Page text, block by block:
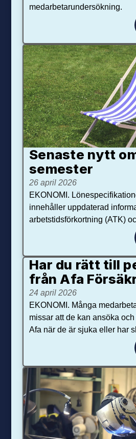
medarbetarundersökning.
Senaste nytt
se­mester
26 april 2026
EKONOMI.
innehåller uppdaterad
arbetstidsförkortning (ATK)
Har du rätt till
från Afa
24 april 2026
EKONOMI. Många
missar att de kan ansöka
Afa när de är sjuka eller har